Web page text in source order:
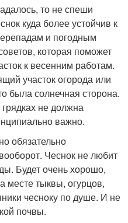
то не спеши
куда более устойчив к
и погодным
которая поможет
к весенним работам.
участок огорода или
была солнечная сторона.
не должна
важно.
обязательно
Чеснок не любит
Будет очень хорошо,
месте тыквы, огурцов,
чесноку по душе. И не
почвы.